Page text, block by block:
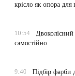
крісло як опора для
10:54
Двоколісний
самостійно
9:40
Підбір фарби